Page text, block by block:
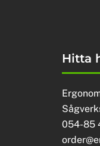
Hitta
054-85